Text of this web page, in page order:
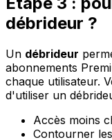
débrideur ?
Un débrideur
abonnements
chaque utilisateur.
d'utiliser un
Accès moins
Contourner